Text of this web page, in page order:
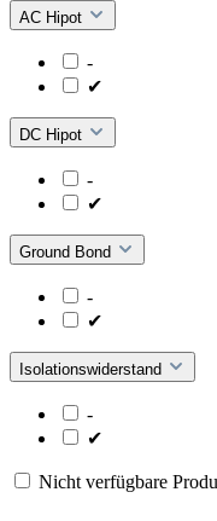
AC Hipot
-
✔
DC Hipot
-
✔
Ground Bond
-
✔
Isolationswiderstand
-
✔
Nicht verfügbare